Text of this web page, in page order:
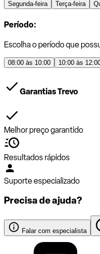
Segunda-feira Terça-feira
Período:
Escolha o período que
08:00 às 10:00 10:00 às
Garantias Trevo
Melhor preço garantido
Resultados rápidos
Suporte especializado
Precisa de ajuda?
Falar com especialista